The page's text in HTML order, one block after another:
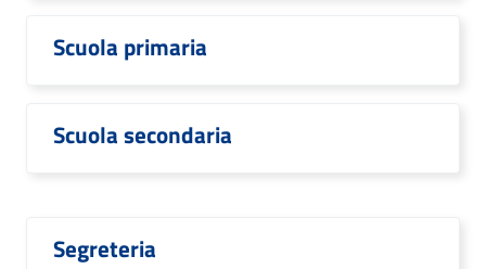
Scuola primaria
Scuola secondaria
Segreteria